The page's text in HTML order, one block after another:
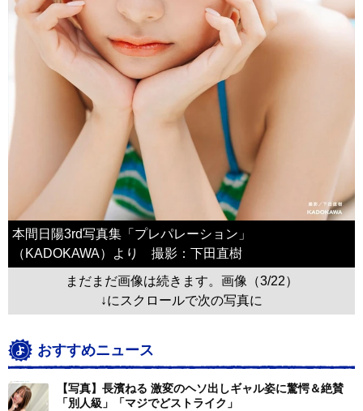
本間日陽3rd写真集「プレパレーション」
（KADOKAWA）より 撮影：下田直樹
まだまだ画像は続きます。画像（3/22）
↓にスクロールで次の写真に
おすすめニュース
【写真】長濱ねる 激変のヘソ出しギャル姿に驚愕＆絶賛
「別人級」「マジでどストライク」